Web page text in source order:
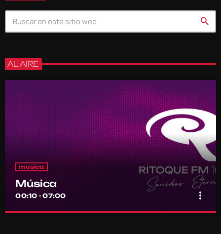
search
AL AIRE
musica
Música
00:10 - 07:00 more_vert